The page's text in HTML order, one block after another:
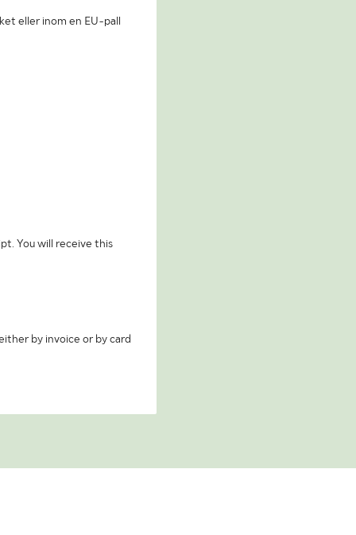
eller inom en EU-pall
You will receive this
by invoice or by card